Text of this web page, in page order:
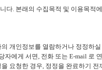
다. 본래의 수집목적 및 이용목적
개인정보를 열람하거나 정정하
자에게 서면, 전화 또는 E-mail 로
요청한 경우, 정정을 완료하기 전